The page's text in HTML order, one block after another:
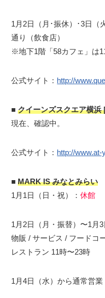
1月2日（月･振休）･3日（
通り（飲食店）
※地下1階「58カフェ」は
公式サイト： http://
■クイーンズスクエア横浜
現在、確認中。
公式サイト： http://
■MARK IS みなとみらい
1月1日（日・祝）：休館
1月2日（月・振替）〜1月3
物販 / サービス / フードコ
レストラン 11時〜23時
1月4日（水）から通常営業